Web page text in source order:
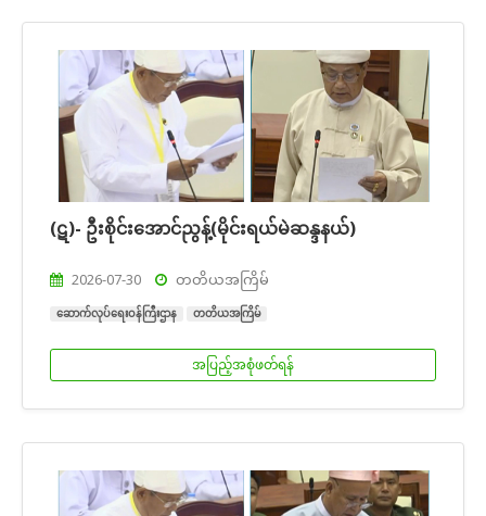
(ဋ)- ဦးစိုင်းအောင်ညွန့်(မိုင်းရယ်မဲဆန္ဒနယ်)
2026-07-30 တတိယအကြိမ်
ဆောက်လုပ်ရေးဝန်ကြီးဌာန တတိယအကြိမ်
အပြည့်အစုံဖတ်ရန်